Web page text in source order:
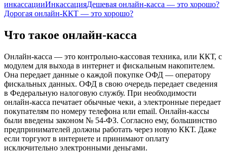
инкассацииИнкассацияДешевая онлайн-касса — это хорошо?
Дорогая онлайн-ККТ — это хорошо?
Что такое онлайн-касса
Онлайн-касса — это контрольно-кассовая техника, или ККТ, с
модулем для выхода в интернет и фискальным накопителем.
Она передает данные о каждой покупке ОФД — оператору
фискальных данных. ОФД в свою очередь передает сведения
в Федеральную налоговую службу. При необходимости
онлайн-касса печатает обычные чеки, а электронные передает
покупателям по номеру телефона или email. Онлайн-кассы
были введены законом № 54-ФЗ. Согласно ему, большинство
предпринимателей должны работать через новую ККТ. Даже
если торгуют в интернете и принимают оплату
исключительно электронными деньгами.